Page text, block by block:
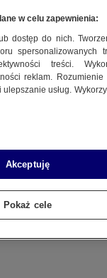
w celu zapewnienia:
dostęp do nich.
spersonalizowanych
treści.
reklam.
usług.
Akceptuję
Pokaż cele